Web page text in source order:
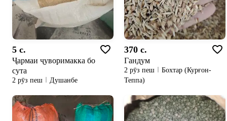
5 c.
Ҷармаи ҷуворимакка бо
сута
2 рӯз пеш Душанбе
370 c.
Гандум
2 рӯз пеш
Бохтар (Курғон-
Теппа)